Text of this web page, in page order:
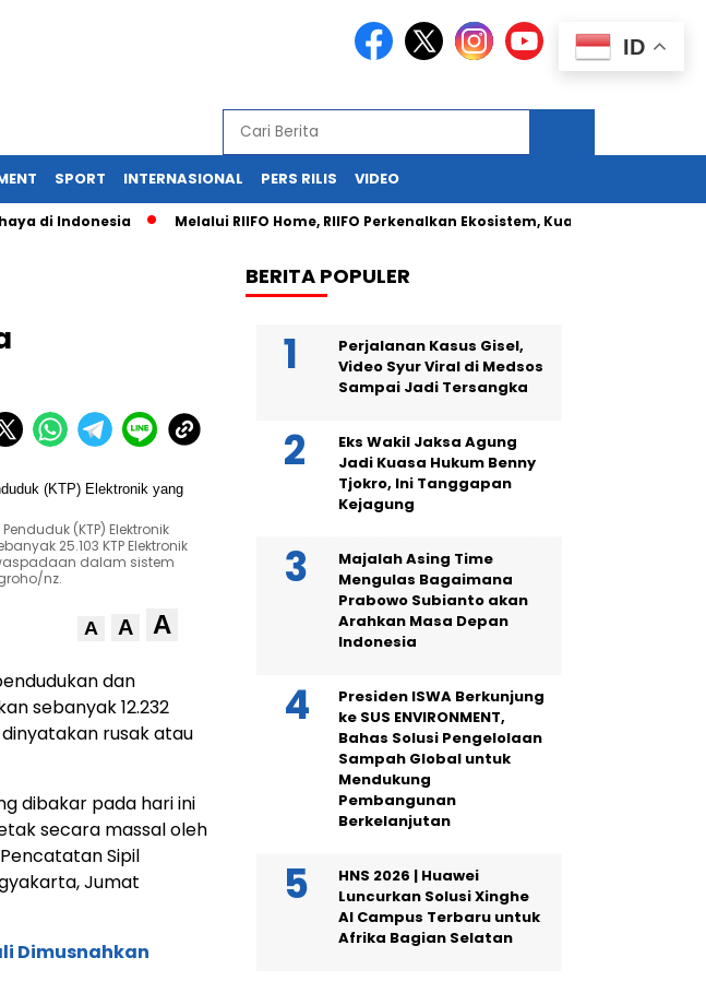
SPORT INTERNASIONAL PERS RILIS VIDEO
Indonesia Melalui RIIFO Home, RIIFO Perkenalkan Ekosistem, Kualitas, dan Inovasi
(KTP) Elektronik
25.103 KTP Elektronik
dalam sistem
nz.
A A A
dan
sebanyak 12.232
rusak atau
dibakar pada hari ini
secara massal oleh
Sipil
Jumat
Dimusnahkan
BERITA POPULER
Perjalanan Kasus Gisel,
Video Syur Viral di Medsos
Sampai Jadi Tersangka
Eks Wakil Jaksa Agung
Jadi Kuasa Hukum Benny
Tjokro, Ini Tanggapan
Kejagung
Majalah Asing Time
Mengulas Bagaimana
Prabowo Subianto akan
Arahkan Masa Depan
Indonesia
Presiden ISWA Berkunjung
ke SUS ENVIRONMENT,
Bahas Solusi Pengelolaan
Sampah Global untuk
Mendukung
Pembangunan
Berkelanjutan
HNS 2026 | Huawei
Luncurkan Solusi Xinghe
AI Campus Terbaru untuk
Afrika Bagian Selatan
ID